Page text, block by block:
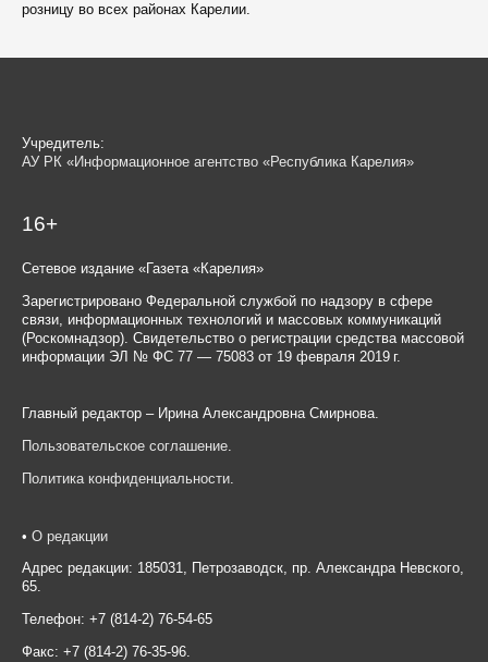
розницу во всех районах Карелии.
Учредитель:
АУ РК «Информационное агентство «Республика Карелия»
16+
Сетевое издание «Газета «Карелия»
Зарегистрировано Федеральной службой по надзору в сфере
связи, информационных технологий и массовых коммуникаций
(Роскомнадзор). Свидетельство о регистрации средства массовой
информации ЭЛ № ФС 77 — 75083 от 19 февраля 2019 г.
Главный редактор – Ирина Александровна Смирнова.
Пользовательское соглашение.
Политика конфиденциальности
• О редакции
Адрес редакции: 185031, Петрозаводск, пр. Александра Невского,
65.
Телефон: +7 (814-2) 76-54-65
Факс: +7 (814-2) 76-35-96.